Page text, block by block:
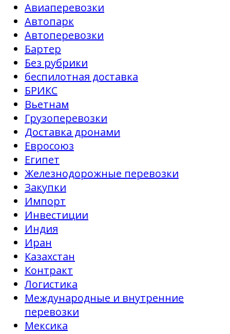
Авиаперевозки
Автопарк
Автоперевозки
Бартер
Без рубрики
беспилотная доставка
БРИКС
Вьетнам
Грузоперевозки
Доставка дронами
Евросоюз
Египет
Железнодорожные перевозки
Закупки
Импорт
Инвестиции
Индия
Иран
Казахстан
Контракт
Логистика
Международные и внутренние
перевозки
Мексика